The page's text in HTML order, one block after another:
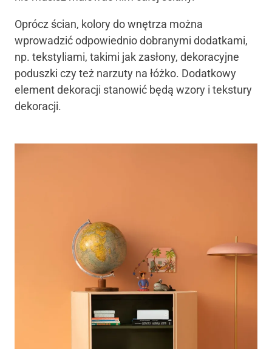
Oprócz ścian, kolory do wnętrza można
wprowadzić odpowiednio dobranymi dodatkami,
np. tekstyliami, takimi jak zasłony, dekoracyjne
poduszki czy też narzuty na łóżko. Dodatkowy
element dekoracji stanowić będą wzory i tekstury
dekoracji.